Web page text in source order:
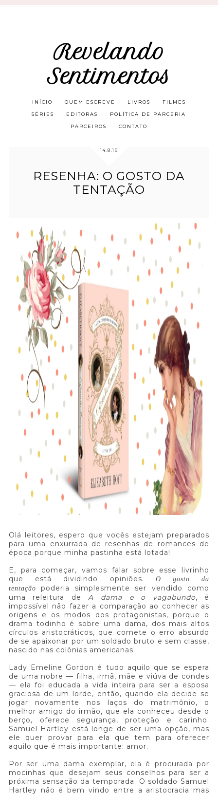
Revelando
Sentimentos
INÍCIO QUEM ESCREVE LIVROS FILMES
SÉRIES EDITORAS POLÍTICA DE PARCERIA
PARCEIROS CONTATO
14.8.19
RESENHA: O GOSTO DA
TENTAÇÃO
Olá leitores, espero que vocês estejam preparados
para uma enxurrada de resenhas de romances de
época porque minha pastinha está lotada!
E, para começar, vamos falar sobre esse livrinho
que está dividindo opiniões.
O gosto da
tentação
poderia simplesmente ser vendido como
uma releitura deA dama e o vagabundo, é
impossível não fazer a comparação ao conhecer as
origens e os modos dos protagonistas, porque o
drama todinho é sobre uma dama, dos mais altos
círculos aristocráticos, que comete o erro absurdo
de se apaixonar por um soldado bruto e sem classe,
nascido nas colônias americanas.
Lady Emeline Gordon é tudo aquilo que se espera
de uma nobre — filha, irmã, mãe e viúva de condes
— ela foi educada a vida inteira para ser a esposa
graciosa de um lorde, então, quando ela decide se
jogar novamente nos laços do matrimônio, o
melhor amigo do irmão, que ela conheceu desde o
berço, oferece segurança, proteção e carinho.
Samuel Hartley está longe de ser uma opção, mas
ele quer provar para ela que tem para oferecer
aquilo que é mais importante: amor.
Por ser uma dama exemplar, ela é procurada por
mocinhas que desejam seus conselhos para ser a
próxima sensação da temporada. O soldado Samuel
Hartley não é bem vindo entre a aristocracia mas